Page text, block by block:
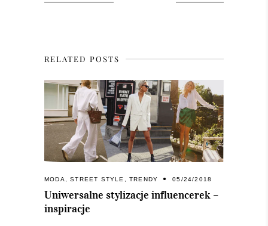
RELATED POSTS
MODA ,STREET STYLE ,TRENDY 05/24/2018
Uniwersalne stylizacje influencerek –
inspiracje